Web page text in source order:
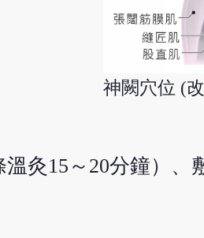
神闕穴位 (
灸15～20分鐘）、